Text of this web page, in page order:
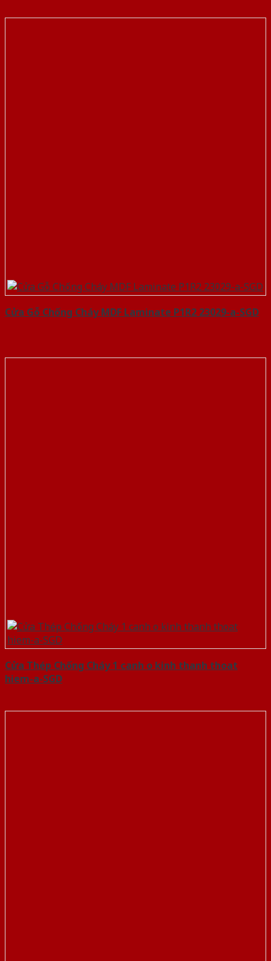
Cửa Gỗ Chống Cháy MDF Laminate P1R2 23029-a-SGD
Cửa Thép Chống Cháy 1 canh o kinh thanh thoat
hiem-a-SGD